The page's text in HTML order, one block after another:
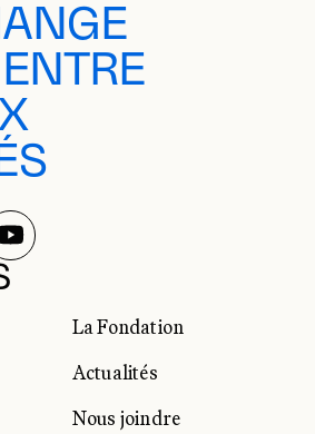
La Fondation
Actualités
Nous joindre
SOCIAUX
SUR SUR
NOUS SUR
SUIVEZ-NOUS SUR